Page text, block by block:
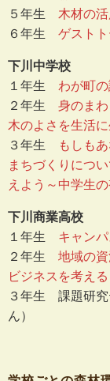
５年生 木材の
６年生 ゲスト
下川中学校
１年生 わが町
２年生 身のま
木のよさを生活に
３年生
もしも
まちづくりにつ
えよう～中学生
下川商業高校
１年生 キャン
２年生 地域の
ビジネスを考える
３年生 課題研究
ん）